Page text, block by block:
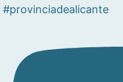
#provinciadealicante